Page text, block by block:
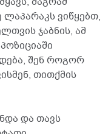
ვიწყებთ,
ჯაბნის, ამ
შენ როგორ
თითქმის
და თავს